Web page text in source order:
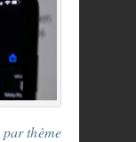
thème